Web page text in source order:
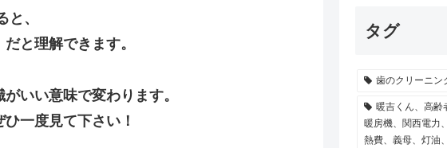
、
と理解できます。
いい意味で変わります。
一度見て下さい！
タグ
歯のクリーニン
暖吉くん、高齢
暖房機、関西電力
熱費、義母、灯油、